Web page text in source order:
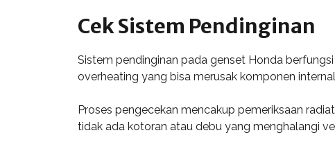
Cek Sistem Pendinginan
Sistem pendinginan pada genset Honda
overheating yang bisa merusak komponen
Proses pengecekan mencakup pemeriksaan
tidak ada kotoran atau debu yang menghalangi